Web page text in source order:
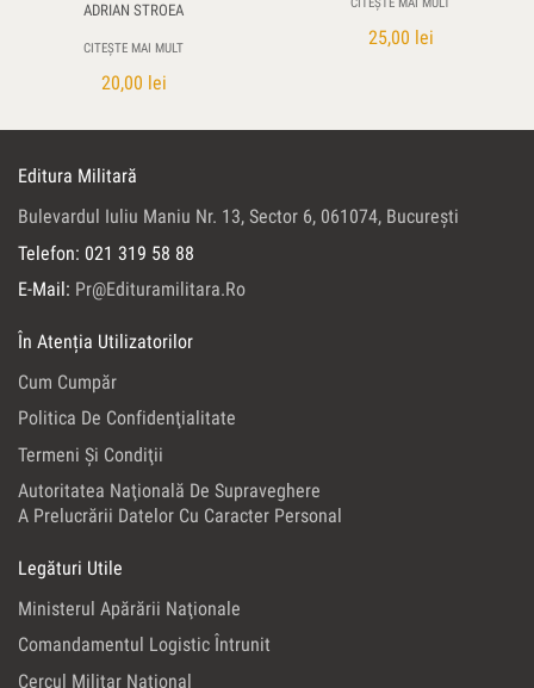
ADRIAN STROEA
CITEȘTE MAI MULT
20,00 lei
25,00 lei
Editura Militară
Bulevardul Iuliu Maniu Nr. 13, Sector 6, 061074, Bucureşti
Telefon: 021 319 58 88
E-Mail: Pr@edituramilitara.ro
În Atenția Utilizatorilor
Cum Cumpăr
Politica De Confidenţialitate
Termeni Şi Condiţii
Autoritatea Naţională De Supraveghere
A Prelucrării Datelor Cu Caracter Personal
Legături Utile
Ministerul Apărării Naţionale
Comandamentul Logistic Întrunit
Cercul Militar Naţional